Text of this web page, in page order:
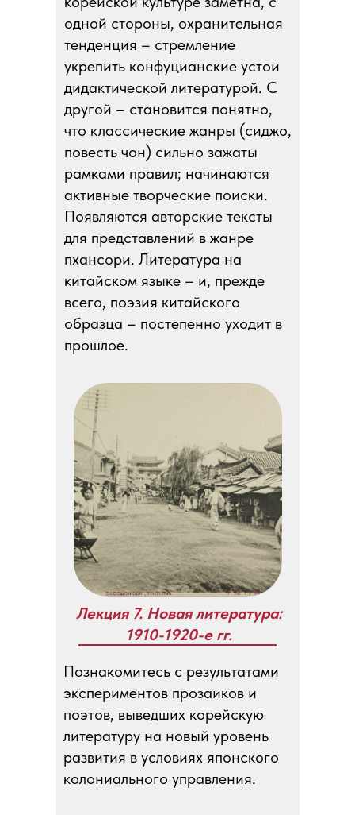
одной стороны, охранительная
тенденция – стремление
укрепить конфуцианские устои
дидактической литературой. С
другой – становится понятно,
что классические жанры (сиджо,
повесть чон) сильно зажаты
рамками правил; начинаются
активные творческие поиски.
Появляются авторские тексты
для представлений в жанре
пхансори. Литература на
китайском языке – и, прежде
всего, поэзия китайского
образца – постепенно уходит в
прошлое.
Лекция 7. Новая литература:
1910-1920-е гг.
Познакомитесь с результатами
экспериментов прозаиков и
поэтов, выведших корейскую
литературу на новый уровень
развития в условиях японского
колониального управления.